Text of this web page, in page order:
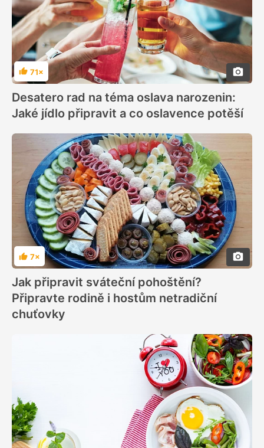
Hodnocení
71×
Desatero rad na téma oslava narozenin:
Jaké jídlo připravit a co oslavence potěší
Hodnocení
7×
Jak připravit sváteční pohoštění?
Připravte rodině i hostům netradiční
chuťovky